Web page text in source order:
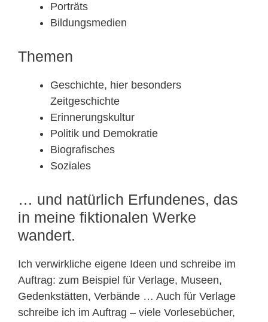
Porträts
Bildungsmedien
Themen
Geschichte, hier besonders
Zeitgeschichte
Erinnerungskultur
Politik und Demokratie
Biografisches
Soziales
… und natürlich Erfundenes, das
in meine fiktionalen Werke
wandert.
Ich verwirkliche eigene Ideen und schreibe im
Auftrag: zum Beispiel für Verlage, Museen,
Gedenkstätten, Verbände … Auch für Verlage
schreibe ich im Auftrag – viele Vorlesebücher,